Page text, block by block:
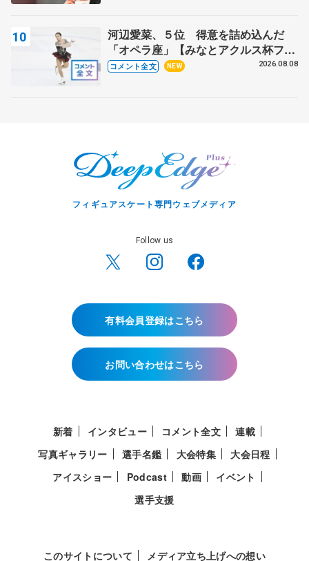
河辺愛菜、５位 得意を詰め込んだ
「オペラ座」【みなとアクルス杯フリ
ー】
コメント全文 NEW 2026.08.08
フィギュアスケート専門ウェブメディア
Follow us
有料会員登録はこちら
お問い合わせはこちら
新着 インタビュー コメント全文
連載
写真ギャラリー
選手名鑑 大会特集
大会日程
アイスショー
Podcast 動画
イベント
選手支援
このサイトについて メディア立ち上げへの想い